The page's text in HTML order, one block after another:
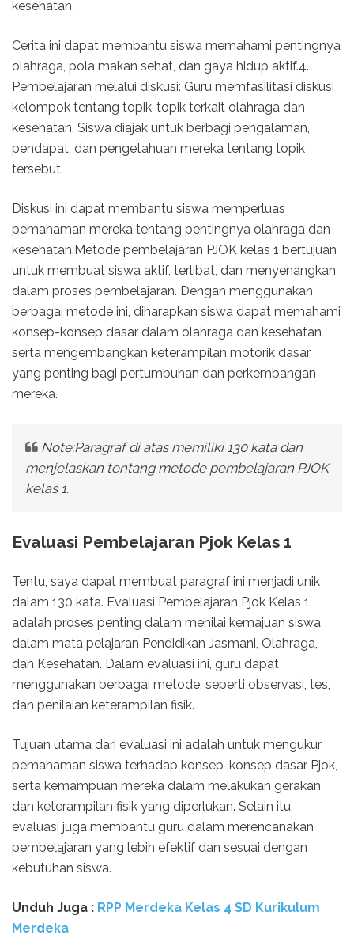
kesehatan.
Cerita ini dapat membantu siswa memahami pentingnya
olahraga, pola makan sehat, dan gaya hidup aktif.4.
Pembelajaran melalui diskusi: Guru memfasilitasi diskusi
kelompok tentang topik-topik terkait olahraga dan
kesehatan. Siswa diajak untuk berbagi pengalaman,
pendapat, dan pengetahuan mereka tentang topik
tersebut.
Diskusi ini dapat membantu siswa memperluas
pemahaman mereka tentang pentingnya olahraga dan
kesehatan.Metode pembelajaran PJOK kelas 1 bertujuan
untuk membuat siswa aktif, terlibat, dan menyenangkan
dalam proses pembelajaran. Dengan menggunakan
berbagai metode ini, diharapkan siswa dapat memahami
konsep-konsep dasar dalam olahraga dan kesehatan
serta mengembangkan keterampilan motorik dasar
yang penting bagi pertumbuhan dan perkembangan
mereka.
Note:Paragraf di atas memiliki 130 kata dan
menjelaskan tentang metode pembelajaran PJOK
kelas 1.
Evaluasi Pembelajaran Pjok Kelas 1
Tentu, saya dapat membuat paragraf ini menjadi unik
dalam 130 kata. Evaluasi Pembelajaran Pjok Kelas 1
adalah proses penting dalam menilai kemajuan siswa
dalam mata pelajaran Pendidikan Jasmani, Olahraga,
dan Kesehatan. Dalam evaluasi ini, guru dapat
menggunakan berbagai metode, seperti observasi, tes,
dan penilaian keterampilan fisik.
Tujuan utama dari evaluasi ini adalah untuk mengukur
pemahaman siswa terhadap konsep-konsep dasar Pjok,
serta kemampuan mereka dalam melakukan gerakan
dan keterampilan fisik yang diperlukan. Selain itu,
evaluasi juga membantu guru dalam merencanakan
pembelajaran yang lebih efektif dan sesuai dengan
kebutuhan siswa.
Unduh Juga : RPP Merdeka Kelas 4 SD Kurikulum
Merdeka